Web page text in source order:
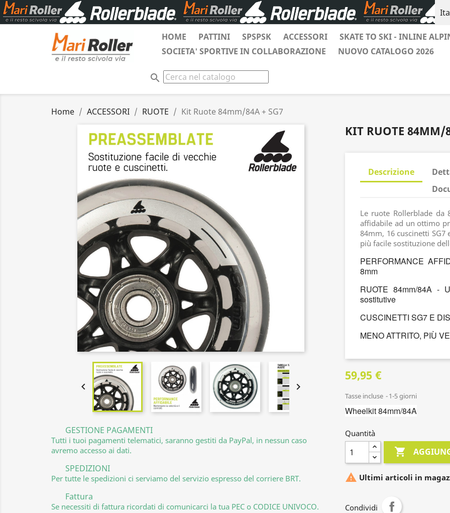
HOME PATTINI SPSPSK ACCESSORI
SKATE TO SKI - INLINE
SOCIETA' SPORTIVE IN COLLABORAZIONE
NUOVO CATALOGO 2026
search
Home ACCESSORI RUOTE Kit Ruote 84mm/84A + SG7
 
GESTIONE PAGAMENTI
Tutti i tuoi pagamenti telematici, saranno gestiti da PayPal, in nessun caso
avremo accesso ai dati.
SPEDIZIONI
Per tutte le spedizioni ci serviamo del servizio espresso del corriere BRT.
Fattura
Se necessiti di fattura ricordati di comunicarci la tua PEC o CODICE UNIVOCO.
KIT RUOTE 84MM/
Descrizione
Le ruote Rollerblade da
affidabile ad un ottimo
84mm, 16 cuscinetti
più facile sostituzione
PERFORMANCE
8mm
RUOTE 84mm/84A -
sostitutive
CUSCINETTI SG7 E
MENO ATTRITO, PIÙ
59,95 €
Tasse incluse 1-5 giorni
Wheelkit 84mm/84A
Quantità

 Ultimi articoli in
Condividi